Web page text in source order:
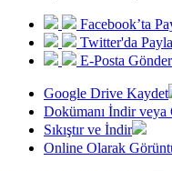
Facebook’ta
Twitter'da
E-Posta Gönder
Google Drive Kaydet
Dokümanı İndir veya
Sıkıştır ve İndir
Online Olarak